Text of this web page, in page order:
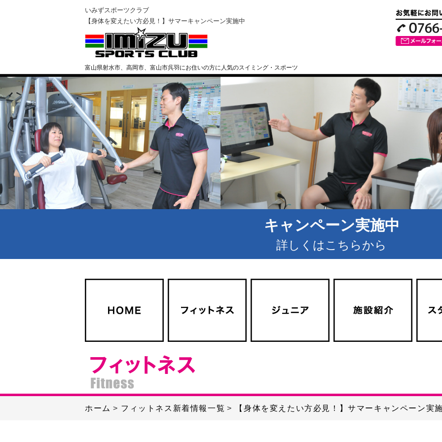
いみずスポーツクラブ
【身体を変えたい方必見！】サマーキャンペーン実施中
富山県射水市、高岡市、富山市呉羽にお住いの方に人気のスイミング・スポーツ
キャンペーン実施中
詳しくはこちらから
ホーム フィットネス新着情報一覧 【身体を変えたい方必見！】サマーキャンペーン実